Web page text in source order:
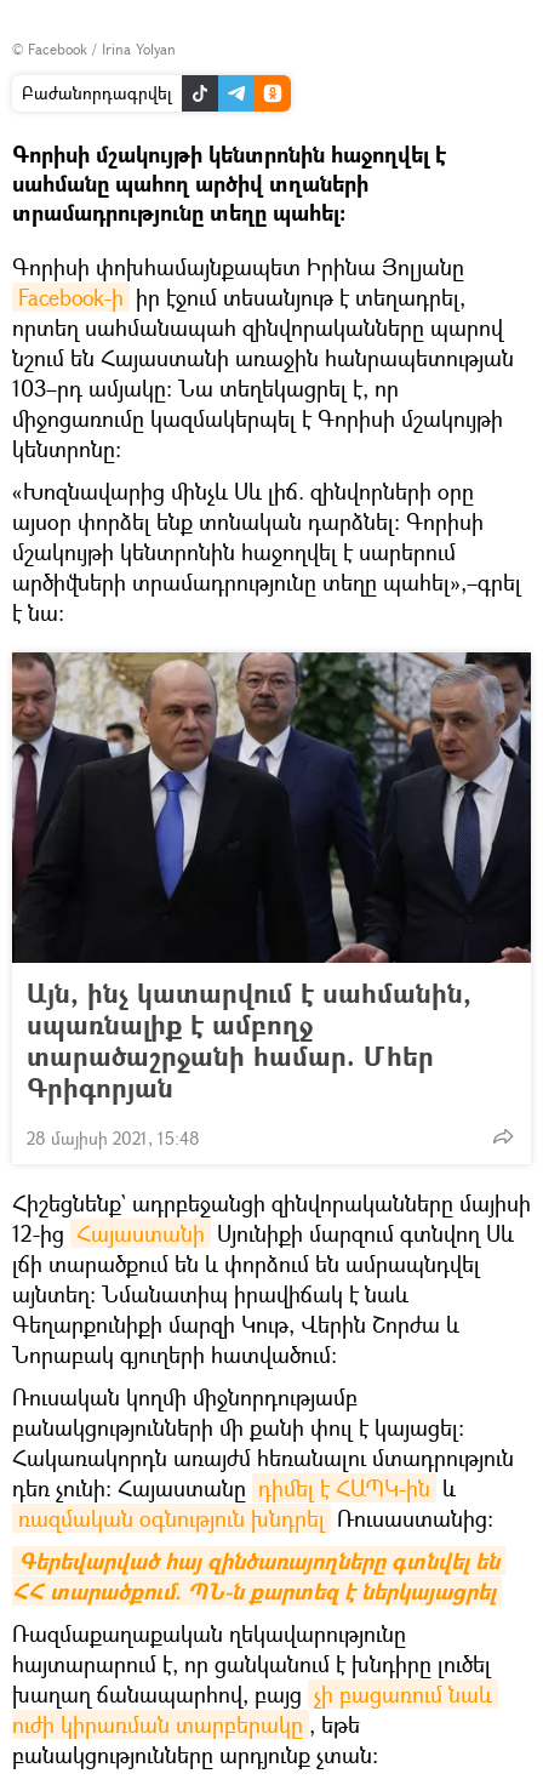
© Facebook / Irina Yolyan
Բաժանորդագրվել
Գորիսի մշակույթի կենտրոնին հաջողվել է
սահմանը պահող արծիվ տղաների
տրամադրությունը տեղը պահել։
Գորիսի փոխհամայնքապետ Իրինա Յոլյանը
Facebook-ի իր էջում տեսանյութ է տեղադրել,
որտեղ սահմանապահ զինվորականները պարով
նշում են Հայաստանի առաջին հանրապետության
103–րդ ամյակը։ Նա տեղեկացրել է, որ
միջոցառումը կազմակերպել է Գորիսի մշակույթի
կենտրոնը։
«Խոզնավարից մինչև Սև լիճ. զինվորների օրը
այսօր փորձել ենք տոնական դարձնել։ Գորիսի
մշակույթի կենտրոնին հաջողվել է սարերում
արծիվների տրամադրությունը տեղը պահել»,–գրել
է նա։
Այն, ինչ կատարվում է սահմանին,
սպառնալիք է ամբողջ
տարածաշրջանի համար. Մհեր
Գրիգորյան
28 մայիսի 2021, 15:48
Հիշեցնենք` ադրբեջանցի զինվորականները մայիսի
12-ից Հայաստանի Սյունիքի մարզում գտնվող Սև
լճի տարածքում են և փորձում են ամրապնդվել
այնտեղ։ Նմանատիպ իրավիճակ է նաև
Գեղարքունիքի մարզի Կութ, Վերին Շորժա և
Նորաբակ գյուղերի հատվածում։
Ռուսական կողմի միջնորդությամբ
բանակցությունների մի քանի փուլ է կայացել։
Հակառակորդն առայժմ հեռանալու մտադրություն
դեռ չունի։ Հայաստանը դիմել է ՀԱՊԿ-ին և
ռազմական օգնություն խնդրել Ռուսաստանից։
Գերեվարված հայ զինծառայողները գտնվել են
ՀՀ տարածքում. ՊՆ-ն քարտեզ է ներկայացրել
Ռազմաքաղաքական ղեկավարությունը
հայտարարում է, որ ցանկանում է խնդիրը լուծել
խաղաղ ճանապարհով, բայց չի բացառում նաև
ուժի կիրառման տարբերակը , եթե
բանակցությունները արդյունք չտան։